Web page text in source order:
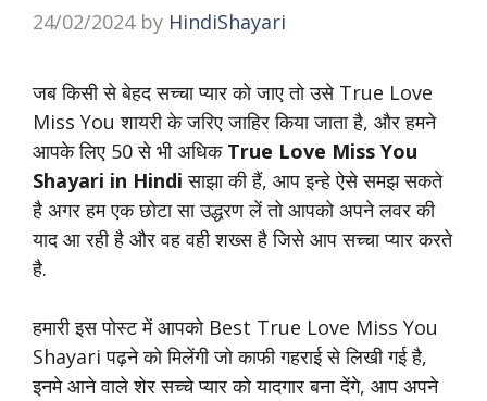
24/02/2024 by HindiShayari
जब किसी से बेहद सच्चा प्यार को जाए तो उसे True Love
Miss You शायरी के जरिए जाहिर किया जाता है, और हमने
आपके लिए 50 से भी अधिक True Love Miss You
Shayari in Hindi साझा की हैं, आप इन्हे ऐसे समझ सकते
है अगर हम एक छोटा सा उद्धरण लें तो आपको अपने लवर की
याद आ रही है और वह वही शख्स है जिसे आप सच्चा प्यार करते
है.
हमारी इस पोस्ट में आपको Best True Love Miss You
Shayari पढ़ने को मिलेंगी जो काफी गहराई से लिखी गई है,
इनमे आने वाले शेर सच्चे प्यार को यादगार बना देंगे, आप अपने